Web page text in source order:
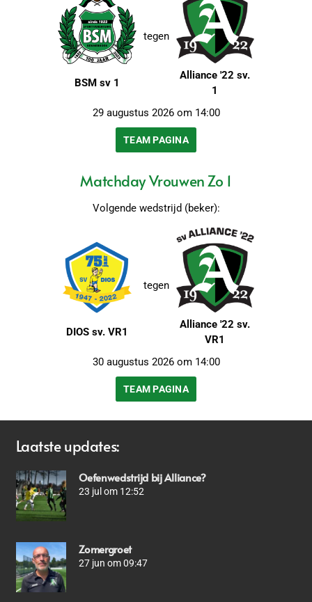
BSM sv 1
tegen
Alliance '22 sv.
1
29 augustus 2026 om 14:00
TEAM PAGINA
Matchday Vrouwen Zo 1
Volgende wedstrijd (beker):
DIOS sv. VR1
tegen
Alliance '22 sv.
VR1
30 augustus 2026 om 14:00
TEAM PAGINA
Laatste updates:
Oefenwedstrijd bij Alliance?
23 jul om 12:52
Zomergroet
27 jun om 09:47